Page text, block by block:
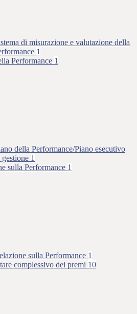
di misurazione e valutazione della
1
Performance 1
della Performance/Piano esecutivo
gestione 1
sulla Performance 1
sulla Performance 1
complessivo dei premi 10